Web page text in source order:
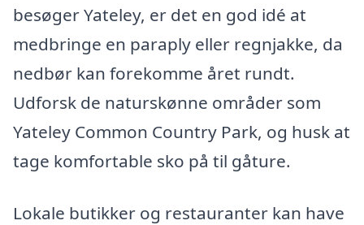
besøger Yateley, er det en god idé at
medbringe en paraply eller regnjakke, da
nedbør kan forekomme året rundt.
Udforsk de naturskønne områder som
Yateley Common Country Park, og husk at
tage komfortable sko på til gåture.
Lokale butikker og restauranter kan have